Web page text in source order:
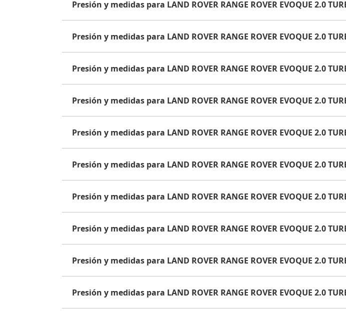
Presión y medidas para LAND ROVER RANGE ROVER EVOQUE 2.0
Presión y medidas para LAND ROVER RANGE ROVER EVOQUE 2.0
Presión y medidas para LAND ROVER RANGE ROVER EVOQUE 2.0
Presión y medidas para LAND ROVER RANGE ROVER EVOQUE 2.0
Presión y medidas para LAND ROVER RANGE ROVER EVOQUE 2.0
Presión y medidas para LAND ROVER RANGE ROVER EVOQUE 2.0
Presión y medidas para LAND ROVER RANGE ROVER EVOQUE 2.0
Presión y medidas para LAND ROVER RANGE ROVER EVOQUE 2.0
Presión y medidas para LAND ROVER RANGE ROVER EVOQUE 2.0
Presión y medidas para LAND ROVER RANGE ROVER EVOQUE 2.0